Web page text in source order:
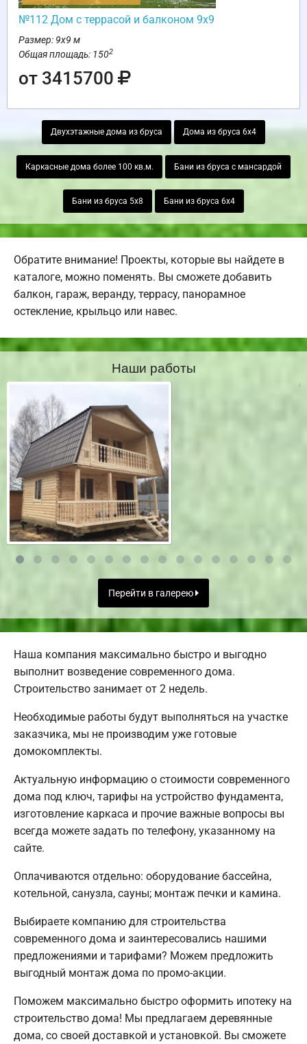
№112 Дом с террасой и балконом 9х9
Размер: 9х9 м
Общая площадь: 1502
от 3415700
Двухэтажные дома из бруса Дома из бруса 6х4
Каркасные дома более 100 кв.м. Бани из бруса с мансардой
Бани из бруса 5х8 Бани из бруса 6х4
Обратите внимание! Проекты, которые вы найдете в
каталоге, можно поменять. Вы сможете добавить
балкон, гараж, веранду, террасу, панорамное
остекление, крыльцо или навес.
Наши работы
Перейти в галерею
Наша компания максимально быстро и выгодно
выполнит возведение современного дома.
Строительство занимает от 2 недель.
Необходимые работы будут выполняться на участке
заказчика, мы не производим уже готовые
домокомплекты.
Актуальную информацию о стоимости современного
дома под ключ, тарифы на устройство фундамента,
изготовление каркаса и прочие важные вопросы вы
всегда можете задать по телефону, указанному на
сайте.
Оплачиваются отдельно: оборудование бассейна,
котельной, санузла, сауны; монтаж печки и камина.
Выбираете компанию для строительства
современного дома и заинтересовались нашими
предложениями и тарифами? Можем предложить
выгодный монтаж дома по промо-акции.
Поможем максимально быстро оформить ипотеку на
строительство дома! Мы предлагаем деревянные
дома, со своей доставкой и установкой. Вы сможете